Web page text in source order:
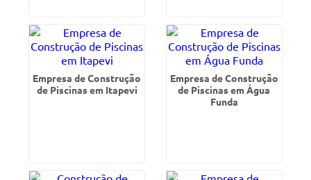
Empresa de Construção
de Piscinas em Itapevi
Empresa de Construção
de Piscinas em Água
Funda